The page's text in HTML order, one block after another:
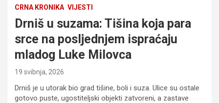
CRNA KRONIKA VIJESTI
Drniš u suzama: Tišina koja para
srce na posljednjem ispraćaju
mladog Luke Milovca
19 svibnja, 2026
Drniš je u utorak bio grad tišine, boli i suza. Ulice su ostale
gotovo puste, ugostiteljski objekti zatvoreni, a zastave